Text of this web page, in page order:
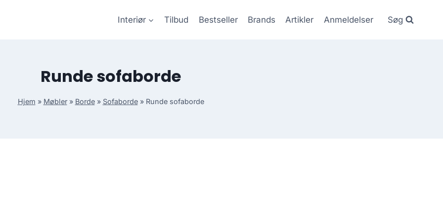
Interiør Tilbud Bestseller Brands Artikler Anmeldelser Søg
Runde sofaborde
Hjem » Møbler» Borde» Sofaborde» Runde sofaborde